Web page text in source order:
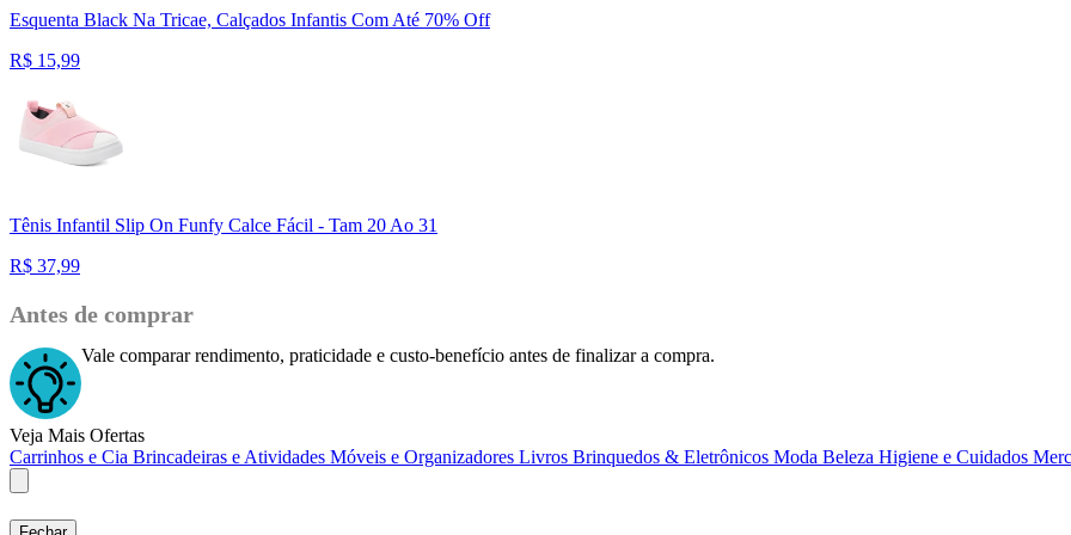
Esquenta Black Na Tricae, Calçados Infantis Com Até 70% Off
R$ 15,99
Tênis Infantil Slip On Funfy Calce Fácil - Tam 20 Ao 31
R$ 37,99
Antes de comprar
Vale comparar rendimento, praticidade e custo-benefício antes de finalizar a compra.
Veja Mais Ofertas
Carrinhos e Cia Brincadeiras e Atividades Móveis e Organizadores Livros Brinquedos & Eletrônicos Moda Beleza Higiene e Cuidados